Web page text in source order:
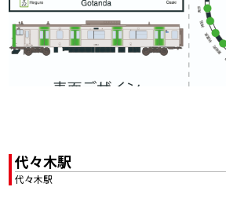
代々木駅
代々木駅